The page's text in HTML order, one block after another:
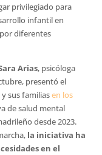
privilegiado para
infantil en
diferentes
Arias, psicóloga
presentó el
sus familiasen los
de salud mental
desde 2023.
la iniciativa ha
en el